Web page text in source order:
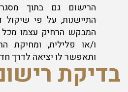
הרישום גם בתוך
התיישנות, על פי
המבקש הרחיק עצמו מכל
ו/או פלילית, ומחיקת
ותאפשר לו יציאה לדרך
בדיקת